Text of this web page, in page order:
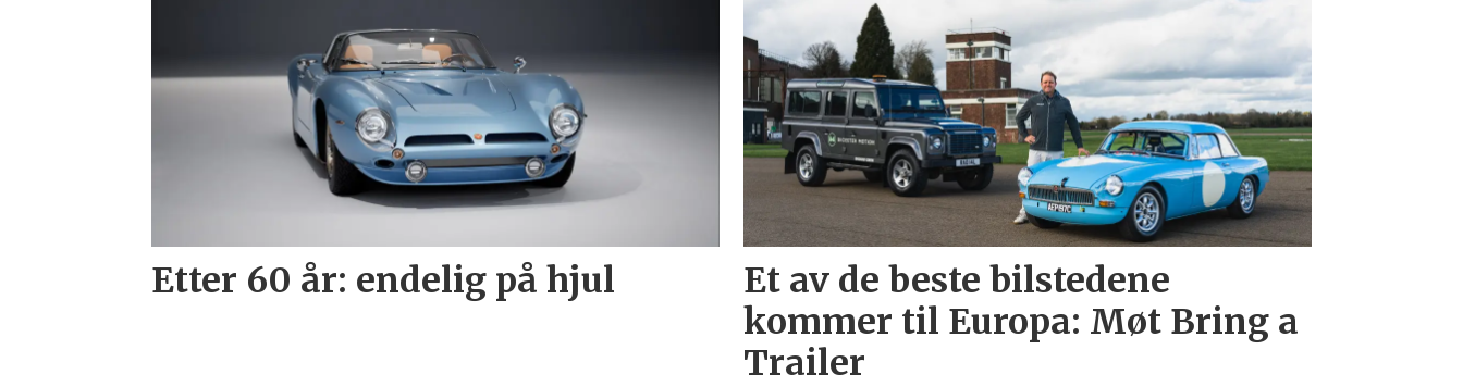
Etter 60 år: endelig på hjul
Et av de beste bilstedene
kommer til Europa: Møt Bring a
Trailer